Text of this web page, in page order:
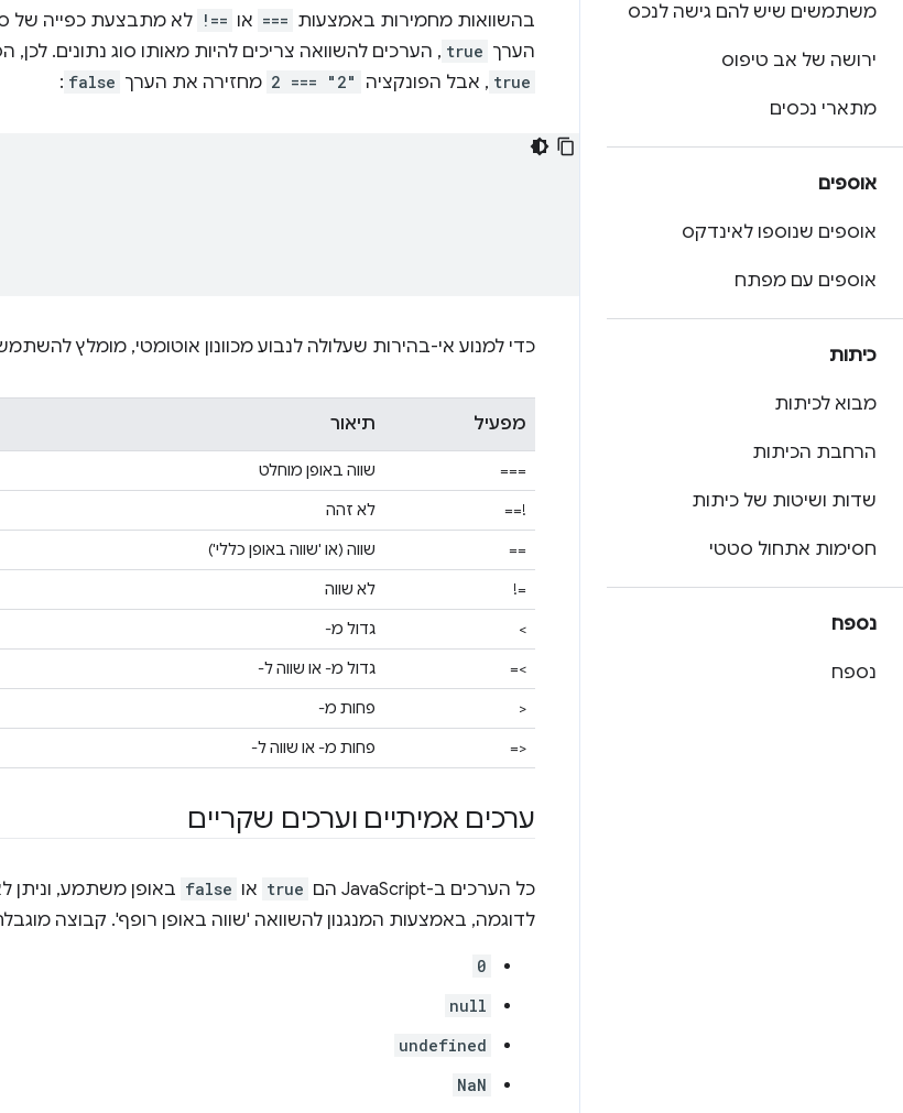
משתמשים שיש להם גישה לנכס
ירושה של אב טיפוס
מתארי נכסים
אוספים
אוספים שנוספו לאינדקס
אוספים עם מפתח
כיתות
מבוא לכיתות
הרחבת הכיתות
שדות ושיטות של כיתות
חסימות אתחול סטטי
נספח
נספח
בהשוואות מחמירות באמצעות === או !== לא מתבצעת כפייה של
הערך true , הערכים להשוואה צריכים להיות מאותו סוג נתונים. לכן,
true , אבל הפונקציה 2 === "2" מחזירה את הערך false
:
כדי למנוע אי-בהירות שעלולה לנבוע מכוונון אוטומטי, מומלץ
מפעיל תיאור
=== שווה באופן מוחלט
!==
לא זהה
==
שווה (או 'שווה באופן כללי')
=!
לא שווה
>
גדול מ-
>=
גדול מ- או שווה ל-
<
פחות מ-
<=
פחות מ- או שווה ל-
ערכים אמיתיים וערכים שקריים
כל הערכים ב-JavaScript הם true או false באופן משתמע, וניתן
לדוגמה, באמצעות המנגנון להשוואה 'שווה באופן רופף'. קבוצה
0
null
undefined
NaN